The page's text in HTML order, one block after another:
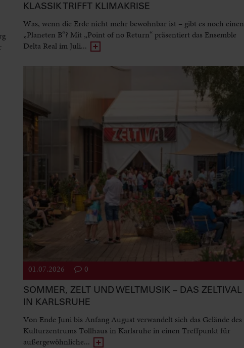
KLASSIK TRIFFT KLIMAKRISE
Was, wenn die Erde nicht mehr bewohnbar ist – gibt es noch einen
„Planeten B“? Mit „Point of no Return“ präsentiert das Ensemble
Delta Real im Juli...
01.07.2026 0
SOMMER, ZELT UND WELTMUSIK – DAS ZELTIVAL
IN KARLSRUHE
Von Ende Juni bis Anfang August verwandelt sich das Gelände des
Kulturzentrums Tollhaus in Karlsruhe in einen Treffpunkt für
außergewöhnliche...